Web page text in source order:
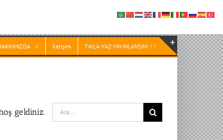
İletişim TIKLA-YAZ-YAYINLANSIN! ! !
geldiniz.
Search
for:
Toggle
Sliding
Bar
Area